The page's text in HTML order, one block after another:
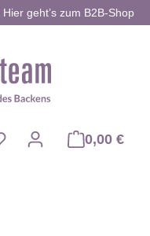
Hier geht’s zum B2B-Shop
0,00 €